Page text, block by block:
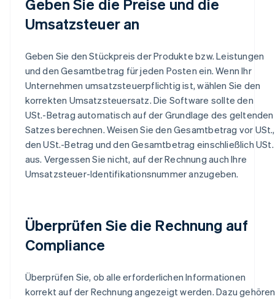
Umsatzsteuer an
Geben Sie den Stückpreis der Produkte bzw. Leistungen
und den Gesamtbetrag für jeden Posten ein. Wenn Ihr
Unternehmen umsatzsteuerpflichtig ist, wählen Sie den
korrekten Umsatzsteuersatz. Die Software sollte den
USt.-Betrag automatisch auf der Grundlage des geltenden
Satzes berechnen. Weisen Sie den Gesamtbetrag vor USt.,
den USt.-Betrag und den Gesamtbetrag einschließlich USt.
aus. Vergessen Sie nicht, auf der Rechnung auch Ihre
Umsatzsteuer-Identifikationsnummer anzugeben.
Überprüfen Sie die Rechnung auf
Compliance
Überprüfen Sie, ob alle erforderlichen Informationen
korrekt auf der Rechnung angezeigt werden. Dazu gehören